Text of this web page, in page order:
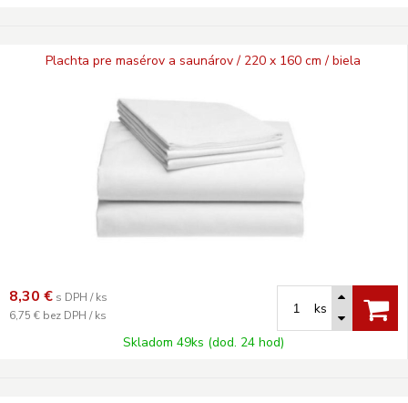
Plachta pre masérov a saunárov / 220 x 160 cm / biela
8,30 € s DPH / ks
6,75 € bez DPH / ks
ks
Skladom 49ks (dod. 24 hod)